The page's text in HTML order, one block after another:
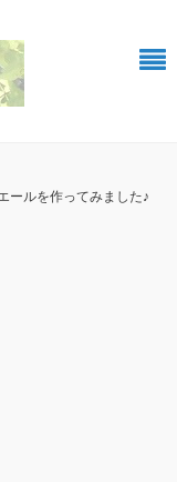
ールを作ってみました♪